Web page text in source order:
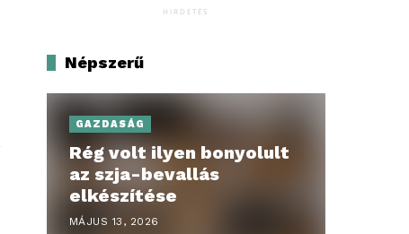
HIRDETÉS
Népszerű
GAZDASÁG
Rég volt ilyen bonyolult
az szja-bevallás
elkészítése
MÁJUS 13, 2026